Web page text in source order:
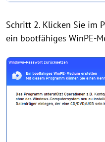
Schritt 2. Klicken Sie im
ein bootfähiges WinPE-